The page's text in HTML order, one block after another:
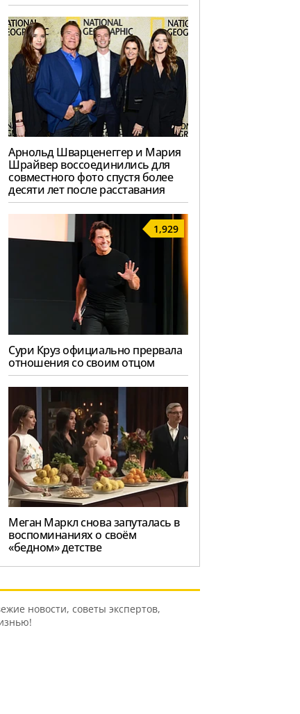
Арнольд Шварценеггер и Мария
Шрайвер воссоединились для
совместного фото спустя более
десяти лет после расставания
1,929
Сури Круз официально прервала
отношения со своим отцом
Меган Маркл снова запуталась в
воспоминаниях о своём
«бедном» детстве
новости, советы экспертов,